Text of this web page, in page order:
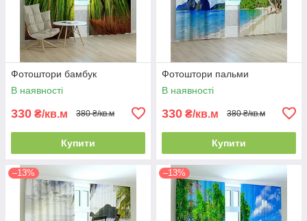
Фотоштори бамбук
В наявності
330 ₴/кв.м 380 ₴/кв.м
Купити
Фотоштори пальми
В наявності
330 ₴/кв.м 380 ₴/кв.м
Купити
–13% –13%